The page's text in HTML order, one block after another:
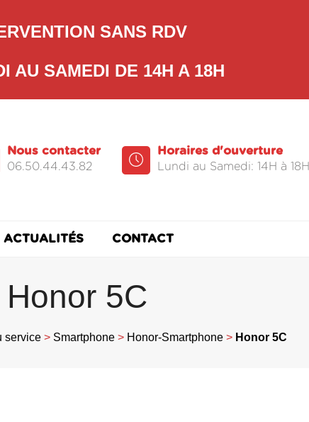
SANS RDV
AU SAMEDI DE 14H A 18H
Horaires d'ouverture
Lundi au Samedi: 14H à 18H
Nous contacter
06.50.44.43.82
ACTUALITÉS CONTACT
Honor 5C
service> Smartphone> Honor-Smartphone> Honor 5C